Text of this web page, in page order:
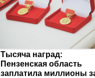
Тысяча наград:
Пензенская область
заплатила миллионы